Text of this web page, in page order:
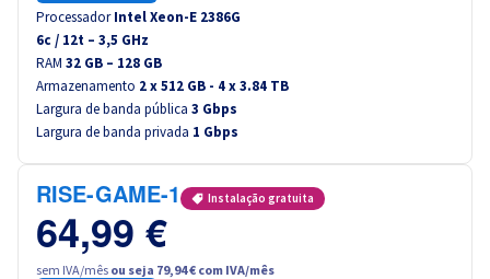
Processador Intel Xeon-E 2386G
6c / 12t – 3,5 GHz
RAM 32 GB – 128 GB
Armazenamento 2 x 512 GB - 4 x 3.84 TB
Largura de banda pública 3 Gbps
Largura de banda privada 1 Gbps
RISE-GAME-1 Instalação gratuita
64,99 €
sem IVA/mês ou seja 79,94 € com IVA/mês